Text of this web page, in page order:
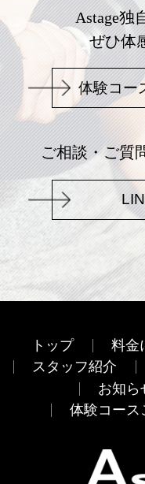
Astage独
ぜひ体
体験コー
ご相談・ご質
トップ 料金
スタッフ紹介
お知ら
体験コース